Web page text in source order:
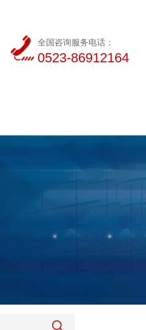
全国咨询服务电话：
0523-86912164